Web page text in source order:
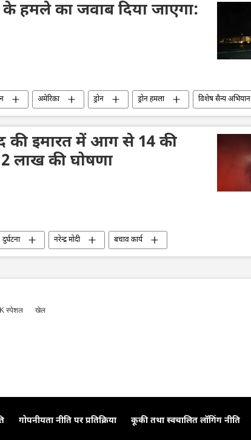
के हमले का जवाब दिया जाएगा:
अमेरिका ड्रोन ड्रोन हमला
विशेष सैन्य अभियान
की इमारत में आग से 14 की
लाख की घोषणा
दुर्घटना नरेन्द्र मोदी बचाव कार्य
स्पेशल खेल
गोपनीयता नीति पर प्रतिक्रिया कूकी तथा स्वचालित लॉगिंग नीति